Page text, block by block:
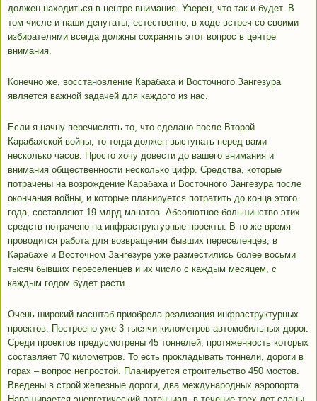
должен находиться в центре внимания. Уверен, что так и будет. В
том числе и наши депутаты, естественно, в ходе встреч со своими
избирателями всегда должны сохранять этот вопрос в центре
внимания.
Конечно же, восстановление Карабаха и Восточного Зангезура
является важной задачей для каждого из нас.
Если я начну перечислять то, что сделано после Второй
Карабахской войны, то тогда должен выступать перед вами
несколько часов. Просто хочу довести до вашего внимания и
внимания общественности несколько цифр. Средства, которые
потрачены на возрождение Карабаха и Восточного Зангезура после
окончания войны, и которые планируется потратить до конца этого
года, составляют 19 млрд манатов. Абсолютное большинство этих
средств потрачено на инфраструктурные проекты. В то же время
проводится работа для возвращения бывших переселенцев, в
Карабахе и Восточном Зангезуре уже разместились более восьми
тысяч бывших переселенцев и их число с каждым месяцем, с
каждым годом будет расти.
Очень широкий масштаб приобрела реализация инфраструктурных
проектов. Построено уже 3 тысячи километров автомобильных дорог.
Среди проектов предусмотрены 45 тоннелей, протяженность которых
составляет 70 километров. То есть прокладывать тоннели, дороги в
горах – вопрос непростой. Планируется строительство 450 мостов.
Введены в строй железные дороги, два международных аэропорта.